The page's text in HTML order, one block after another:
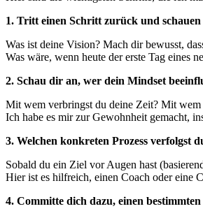
1. Tritt einen Schritt zurück und
Was ist deine Vision? Mach dir bewusst,
Was wäre, wenn heute der erste Tag eines
2. Schau dir an, wer dein Mindset
Mit wem verbringst du deine Zeit? Mit wem
Ich habe es mir zur Gewohnheit gemacht,
3. Welchen konkreten Prozess verfolgst
Sobald du ein Ziel vor Augen hast
Hier ist es hilfreich, einen Coach oder eine
4. Committe dich dazu, einen